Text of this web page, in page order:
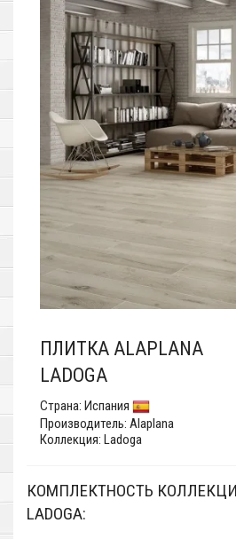
ПЛИТКА ALAPLANA
LADOGA
Страна: Испания
Производитель: Alaplana
Коллекция: Ladoga
КОМПЛЕКТНОСТЬ
LADOGA: